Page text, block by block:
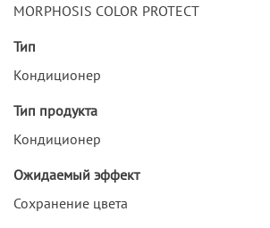
MORPHOSIS COLOR PROTECT
Тип
Кондиционер
Тип продукта
Кондиционер
Ожидаемый эффект
Сохранение цвета